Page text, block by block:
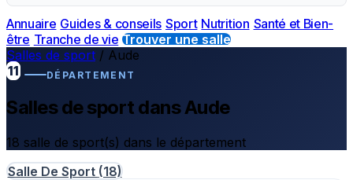
Annuaire Guides & conseils Sport Nutrition Santé et Bien-
être Tranche de vie Trouver une salle
Salles de sport / Aude
11
DÉPARTEMENT
Salles de sport dans Aude
18 salle de sport(s) dans le département
Salle De Sport (18)